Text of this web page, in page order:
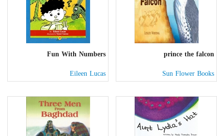
prince the falcon
Sun Flower Books
Fun With Numbers
Eileen Lucas